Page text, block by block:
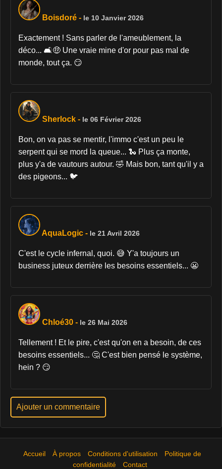
Boisdoré - le 10 Janvier 2026
Exactement ! Sans parler de l'ameublement, la
déco... 🛋🤑 Une vraie mine d'or pour pas mal de
monde, tout ça. 😏
Sherlock - le 06 Février 2026
Bon, on va pas se mentir, l'immo c'est un peu le
serpent qui se mord la queue... 🐍 Plus ça monte,
plus y'a de vautours autour. 🤣 Mais bon, tant qu'il y a
des pigeons... 🐦
AquaLogic - le 21 Avril 2026
C'est le cycle infernal, quoi. 😅 Y'a toujours un
business juteux derrière les besoins essentiels... 😬
Chloé30 - le 26 Mai 2026
Tellement ! Et le pire, c'est qu'on en a besoin, de ces
besoins essentiels... 🤔 C'est bien pensé le système,
hein ? 😏
Ajouter un commentaire
Accueil À propos Conditions d'utilisation
Politique de
confidentialité
Contact